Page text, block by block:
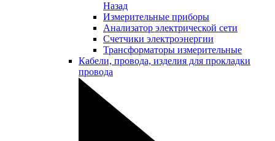
Назад
Измерительные приборы
Анализатор электрической сети
Счетчики электроэнергии
Трансформаторы измерительные
Кабели, провода, изделия для прокладки
провода